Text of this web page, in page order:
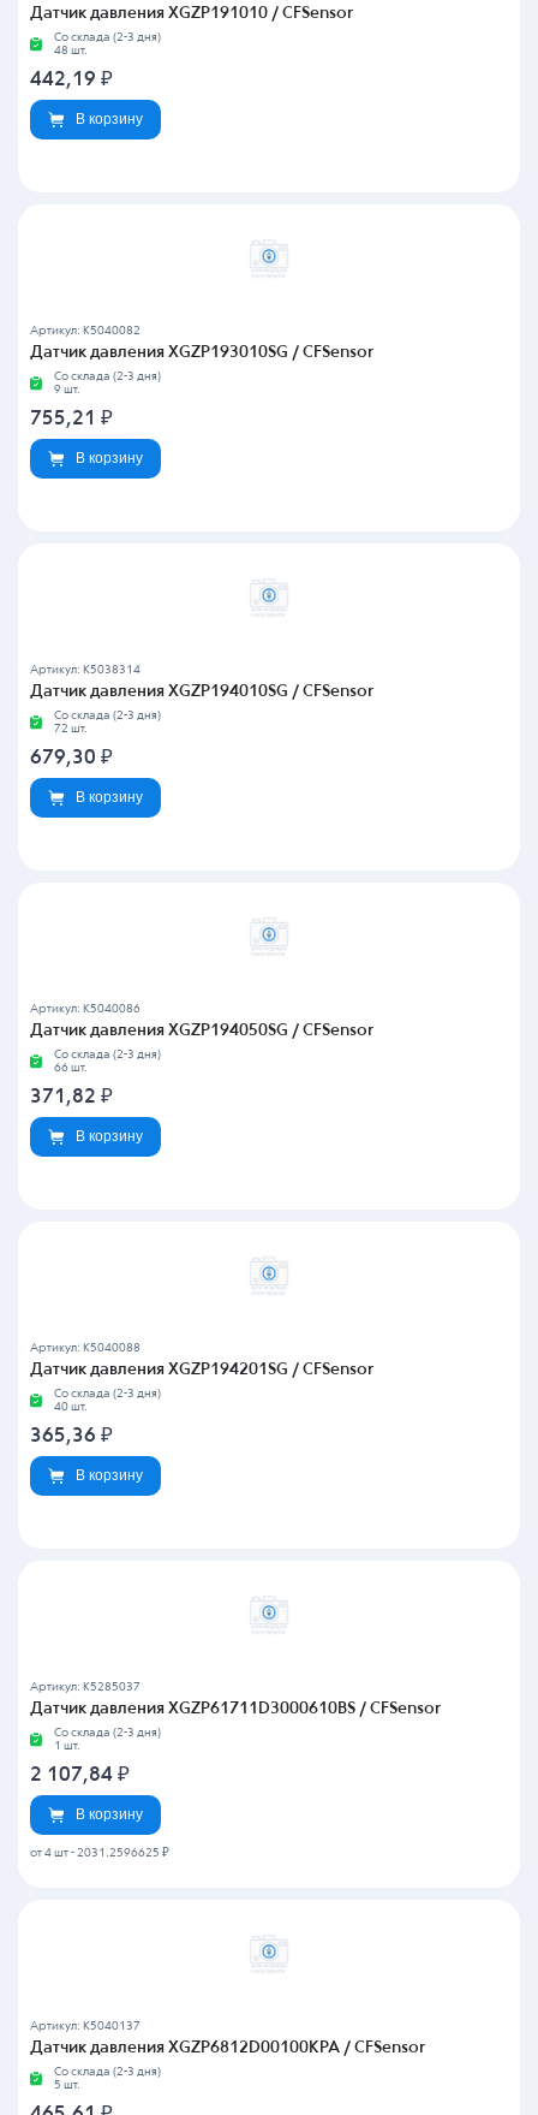
Датчик давления XGZP191010 / CFSensor
Со склада (2-3 дня)
48 шт.
442,19 ₽
В корзину
Артикул: K5040082
Датчик давления XGZP193010SG / CFSensor
Со склада (2-3 дня)
9 шт.
755,21 ₽
В корзину
Артикул: K5038314
Датчик давления XGZP194010SG / CFSensor
Со склада (2-3 дня)
72 шт.
679,30 ₽
В корзину
Артикул: K5040086
Датчик давления XGZP194050SG / CFSensor
Со склада (2-3 дня)
66 шт.
371,82 ₽
В корзину
Артикул: K5040088
Датчик давления XGZP194201SG / CFSensor
Со склада (2-3 дня)
40 шт.
365,36 ₽
В корзину
Артикул: K5285037
Датчик давления XGZP61711D3000610BS / CFSensor
Со склада (2-3 дня)
1 шт.
2 107,84 ₽
В корзину
от 4 шт - 2031.2596625 ₽
Артикул: K5040137
Датчик давления XGZP6812D00100KPA / CFSensor
Со склада (2-3 дня)
5 шт.